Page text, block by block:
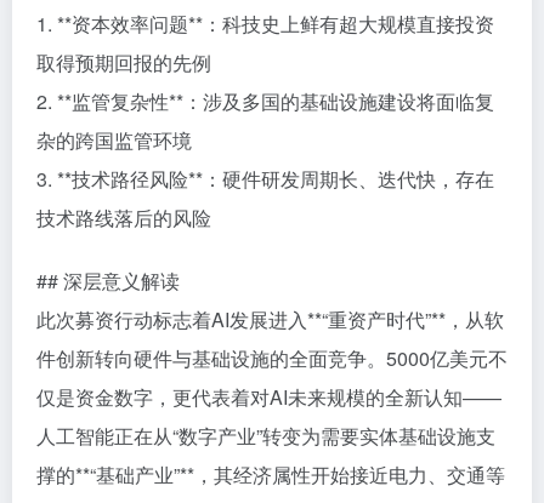
1. **资本效率问题**：科技史上鲜有超大规模直接投资
取得预期回报的先例
2. **监管复杂性**：涉及多国的基础设施建设将面临复
杂的跨国监管环境
3. **技术路径风险**：硬件研发周期长、迭代快，存在
技术路线落后的风险
## 深层意义解读
此次募资行动标志着AI发展进入**“重资产时代”**，从软
件创新转向硬件与基础设施的全面竞争。5000亿美元不
仅是资金数字，更代表着对AI未来规模的全新认知——
人工智能正在从“数字产业”转变为需要实体基础设施支
撑的**“基础产业”**，其经济属性开始接近电力、交通等